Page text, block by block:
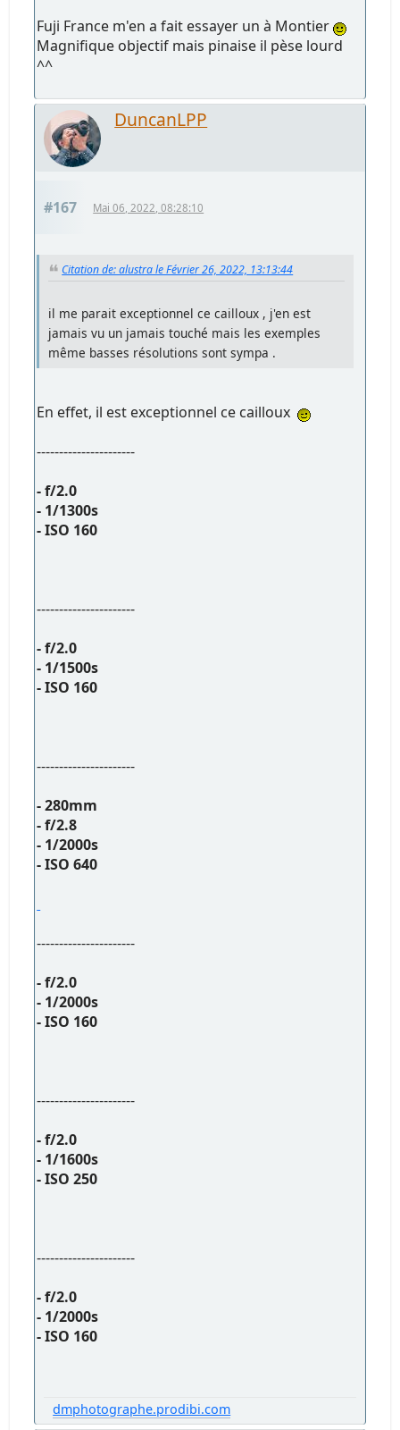
Fuji France m'en a fait essayer un à Montier
Magnifique objectif mais pinaise il pèse lourd
^^
DuncanLPP
#167 Mai 06, 2022, 08:28:10
Citation de: alustra le Février 26, 2022, 13:13:44
il me parait exceptionnel ce cailloux , j'en est
jamais vu un jamais touché mais les exemples
même basses résolutions sont sympa .
En effet, il est exceptionnel ce cailloux
----------------------
- f/2.0
- 1/1300s
- ISO 160
----------------------
- f/2.0
- 1/1500s
- ISO 160
----------------------
- 280mm
- f/2.8
- 1/2000s
- ISO 640
----------------------
- f/2.0
- 1/2000s
- ISO 160
----------------------
- f/2.0
- 1/1600s
- ISO 250
----------------------
- f/2.0
- 1/2000s
- ISO 160
dmphotographe.prodibi.com